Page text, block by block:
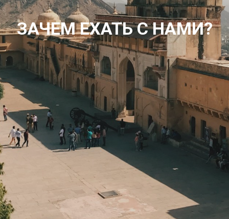
ЗАЧЕМ ЕХАТЬ С НАМИ?